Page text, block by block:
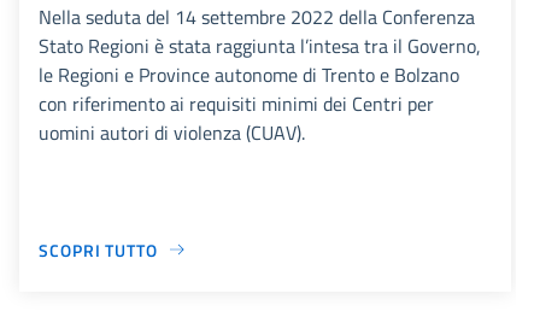
Nella seduta del 14 settembre 2022 della Conferenza
Stato Regioni è stata raggiunta l’intesa tra il Governo,
le Regioni e Province autonome di Trento e Bolzano
con riferimento ai requisiti minimi dei Centri per
uomini autori di violenza (CUAV).
SCOPRI TUTTO